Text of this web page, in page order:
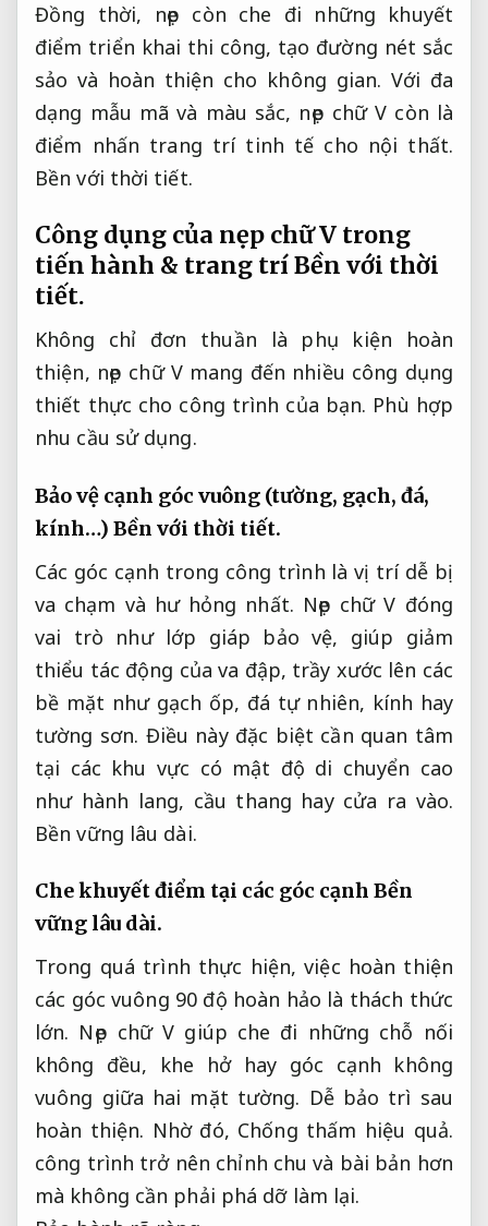
Đồng thời, nẹp còn che đi những khuyết
điểm triển khai thi công, tạo đường nét sắc
sảo và hoàn thiện cho không gian. Với đa
dạng mẫu mã và màu sắc, nẹp chữ V còn là
điểm nhấn trang trí tinh tế cho nội thất.
Bền với thời tiết.
Công dụng của nẹp chữ V trong
tiến hành & trang tríBền với thời
tiết.
Không chỉ đơn thuần là phụ kiện hoàn
thiện, nẹp chữ V mang đến nhiều công dụng
thiết thực cho công trình của bạn. Phù hợp
nhu cầu sử dụng.
Bảo vệ cạnh góc vuông (tường, gạch, đá,
kính…) Bền với thời tiết.
Các góc cạnh trong công trình là vị trí dễ bị
va chạm và hư hỏng nhất. Nẹp chữ V đóng
vai trò như lớp giáp bảo vệ, giúp giảm
thiểu tác động của va đập, trầy xước lên các
bề mặt như gạch ốp, đá tự nhiên, kính hay
tường sơn. Điều này đặc biệt cần quan tâm
tại các khu vực có mật độ di chuyển cao
như hành lang, cầu thang hay cửa ra vào.
Bền vững lâu dài.
Che khuyết điểm tại các góc cạnh Bền
vững lâu dài.
Trong quá trình thực hiện, việc hoàn thiện
các góc vuông 90 độ hoàn hảo là thách thức
lớn. Nẹp chữ V giúp che đi những chỗ nối
không đều, khe hở hay góc cạnh không
vuông giữa hai mặt tường. Dễ bảo trì sau
hoàn thiện. Nhờ đó, Chống thấm hiệu quả.
công trình trở nên chỉnh chu và bài bản hơn
mà không cần phải phá dỡ làm lại.